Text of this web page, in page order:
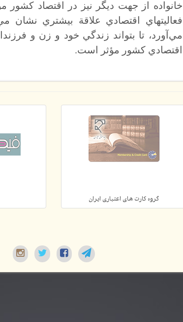
خانواده از جهت ديگر نيز در اقتصاد
فعاليتهاي اقتصادي علاقة بيشتري
مي‌آورد، تا بتواند زندگي خود و زن و
اقتصادي كشور مؤثر است.
گروه کارت های اعتباری ایران